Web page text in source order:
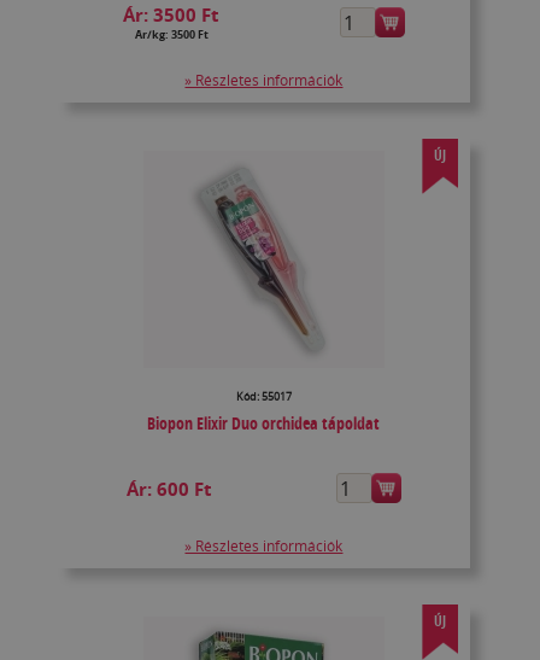
Ár:3500 Ft
Ár/kg: 3500 Ft
» Részletes információk
ÚJ
Kód: 55017
Biopon Elixir Duo orchidea tápoldat
Ár: 600 Ft
» Részletes információk
ÚJ